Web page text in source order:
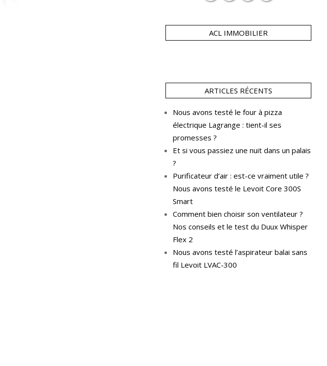
ACL IMMOBILIER
ARTICLES RÉCENTS
Nous avons testé le four à pizza
électrique Lagrange : tient-il ses
promesses ?
Et si vous passiez une nuit dans un palais
?
Purificateur d’air : est-ce vraiment utile ?
Nous avons testé le Levoit Core 300S
Smart
Comment bien choisir son ventilateur ?
Nos conseils et le test du Duux Whisper
Flex 2
Nous avons testé l’aspirateur balai sans
fil Levoit LVAC-300